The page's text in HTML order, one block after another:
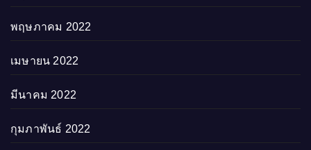
พฤษภาคม 2022
เมษายน 2022
มีนาคม 2022
กุมภาพันธ์ 2022